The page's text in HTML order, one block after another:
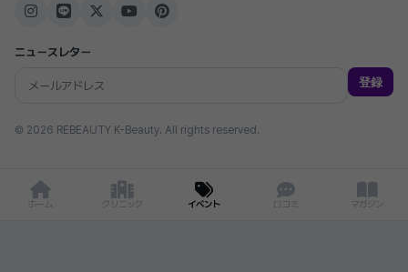
ニュースレター
登録
© 2026 REBEAUTY K-Beauty. All rights reserved.
ホーム クリニック イベント 口コミ マガジン